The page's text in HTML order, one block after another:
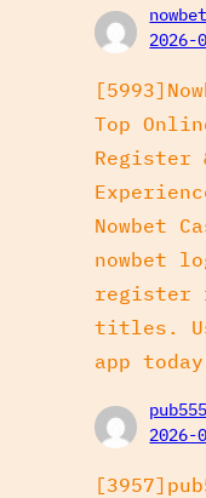
nowbet
2026-
Top
Register
Nowbet
nowbet
register
titles.
app
pub555
2026-